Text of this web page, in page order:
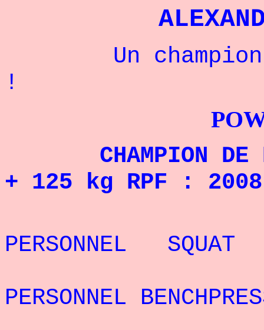
Un champion
!
CHAMPION DE
+ 125 kg RPF : 2008
PERSONNEL
PERSONNEL